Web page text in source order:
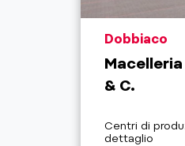
Dobbiaco
& C.
Centri di
dettaglio